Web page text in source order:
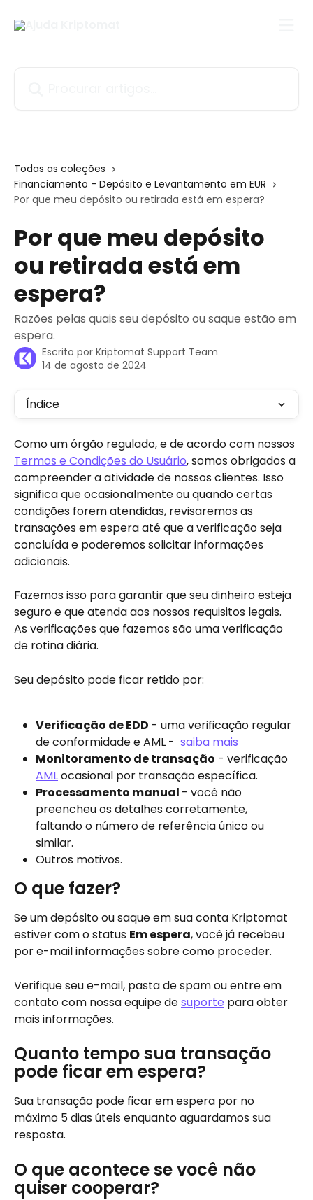
Todas as coleções
Financiamento - Depósito e Levantamento em EUR
Por que meu depósito ou retirada está em espera?
Por que meu depósito
ou retirada está em
espera?
Razões pelas quais seu depósito ou saque estão em
espera.
Escrito por Kriptomat Support Team
14 de agosto de 2024
Índice
Como um órgão regulado, e de acordo com nossos
Termos e Condições do Usuário, somos obrigados a
compreender a atividade de nossos clientes. Isso
significa que ocasionalmente ou quando certas
condições forem atendidas, revisaremos as
transações em espera até que a verificação seja
concluída e poderemos solicitar informações
adicionais.
Fazemos isso para garantir que seu dinheiro esteja
seguro e que atenda aos nossos requisitos legais.
As verificações que fazemos são uma verificação
de rotina diária.
Seu depósito pode ficar retido por:
Verificação de EDD - uma verificação regular
de conformidade e AML - saiba mais
Monitoramento de transação - verificação
AML ocasional por transação específica.
Processamento manual - você não
preencheu os detalhes corretamente,
faltando o número de referência único ou
similar.
Outros motivos.
O que fazer?
Se um depósito ou saque em sua conta Kriptomat
estiver com o status Em espera, você já recebeu
por e-mail informações sobre como proceder.
Verifique seu e-mail, pasta de spam ou entre em
contato com nossa equipe de suporte para obter
mais informações.
Quanto tempo sua transação
pode ficar em espera?
Sua transação pode ficar em espera por no
máximo 5 dias úteis enquanto aguardamos sua
resposta.
O que acontece se você não
quiser cooperar?